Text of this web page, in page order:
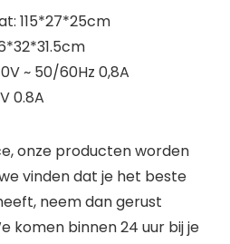
115*27*25cm
~ 50/60Hz 0,8A
0.8A
onze producten worden
vinden dat je het beste
neem dan gerust
komen binnen 24 uur bij je